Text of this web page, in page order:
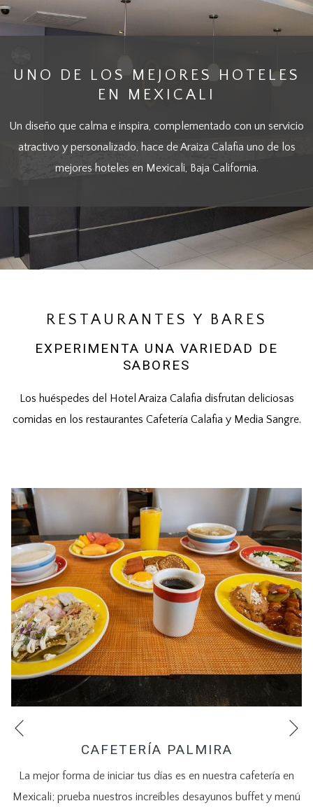
UNO DE LOS MEJORES HOTELES
EN MEXICALI
Un diseño que calma e inspira, complementado con un servicio
atractivo y personalizado, hace de Araiza Calafia uno de los
mejores hoteles en Mexicali, Baja California.
RESTAURANTES Y BARES
EXPERIMENTA UNA VARIEDAD DE
SABORES
Los huéspedes del Hotel Araiza Calafia disfrutan deliciosas
comidas en los restaurantes Cafetería Calafia y Media Sangre.
Anterior
CAFETERÍA PALMIRA
La mejor forma de iniciar tus días es en nuestra cafetería en
Mexicali; prueba nuestros increíbles desayunos buffet y menú